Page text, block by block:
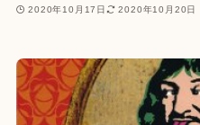
2020年10月17日 2020年10月20日